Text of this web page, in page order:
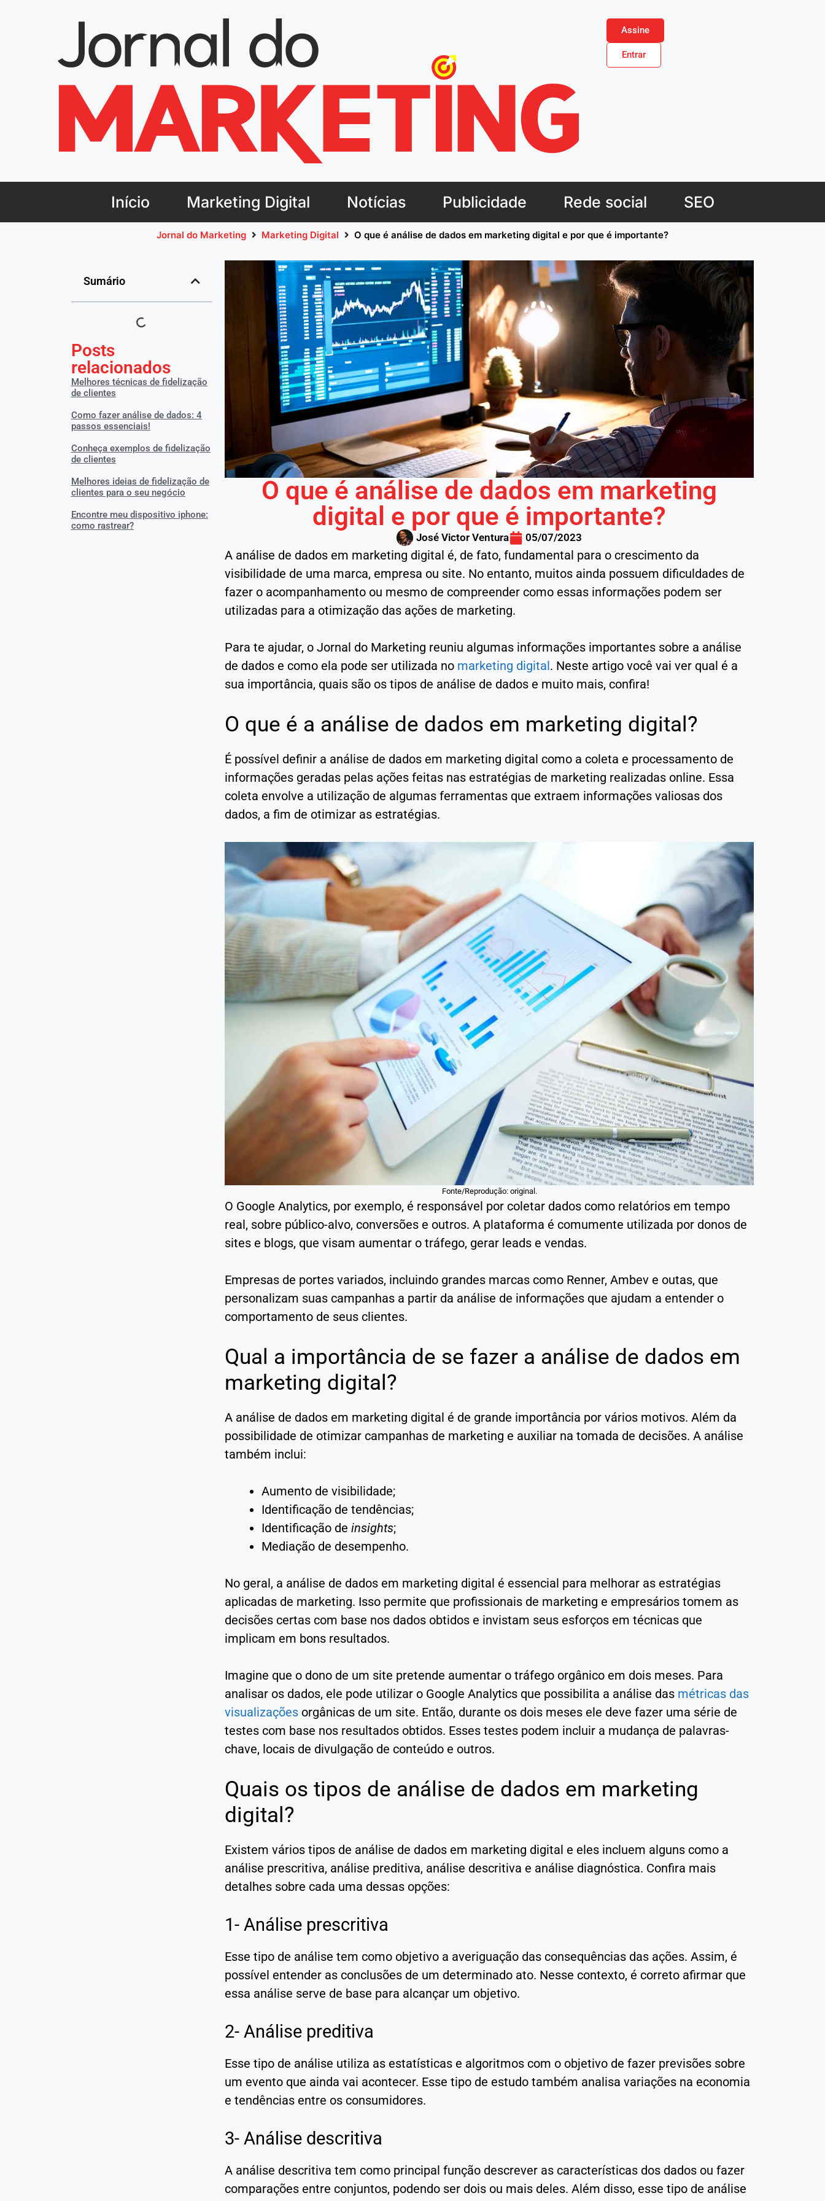
Assine
Entrar
Início Marketing Digital Notícias Publicidade Rede social SEO
Jornal do Marketing Marketing Digital O que é análise de dados em marketing digital e por que é importante?
Sumário
Posts
relacionados
Melhores técnicas de fidelização
de clientes
Como fazer análise de dados: 4
passos essenciais!
Conheça exemplos de fidelização
de clientes
Melhores ideias de fidelização de
clientes para o seu negócio
Encontre meu dispositivo iphone:
como rastrear?
O que é análise de dados em marketing
digital e por que é importante?
José Victor Ventura 05/07/2023
A análise de dados em marketing digital é, de fato, fundamental para o crescimento da
visibilidade de uma marca, empresa ou site. No entanto, muitos ainda possuem dificuldades de
fazer o acompanhamento ou mesmo de compreender como essas informações podem ser
utilizadas para a otimização das ações de marketing.
Para te ajudar, o Jornal do Marketing reuniu algumas informações importantes sobre a análise
de dados e como ela pode ser utilizada no marketing digital. Neste artigo você vai ver qual é a
sua importância, quais são os tipos de análise de dados e muito mais, confira!
O que é a análise de dados em marketing digital?
É possível definir a análise de dados em marketing digital como a coleta e processamento de
informações geradas pelas ações feitas nas estratégias de marketing realizadas online. Essa
coleta envolve a utilização de algumas ferramentas que extraem informações valiosas dos
dados, a fim de otimizar as estratégias.
Fonte/Reprodução: original.
O Google Analytics, por exemplo, é responsável por coletar dados como relatórios em tempo
real, sobre público-alvo, conversões e outros. A plataforma é comumente utilizada por donos de
sites e blogs, que visam aumentar o tráfego, gerar leads e vendas.
Empresas de portes variados, incluindo grandes marcas como Renner, Ambev e outas, que
personalizam suas campanhas a partir da análise de informações que ajudam a entender o
comportamento de seus clientes.
Qual a importância de se fazer a análise de dados em
marketing digital?
A análise de dados em marketing digital é de grande importância por vários motivos. Além da
possibilidade de otimizar campanhas de marketing e auxiliar na tomada de decisões. A análise
também inclui:
Aumento de visibilidade;
Identificação de tendências;
Identificação de insights;
Mediação de desempenho.
No geral, a análise de dados em marketing digital é essencial para melhorar as estratégias
aplicadas de marketing. Isso permite que profissionais de marketing e empresários tomem as
decisões certas com base nos dados obtidos e invistam seus esforços em técnicas que
implicam em bons resultados.
Imagine que o dono de um site pretende aumentar o tráfego orgânico em dois meses. Para
analisar os dados, ele pode utilizar o Google Analytics que possibilita a análise dasmétricas das
visualizaçõesorgânicas de um site. Então, durante os dois meses ele deve fazer uma série de
testes com base nos resultados obtidos. Esses testes podem incluir a mudança de palavras-
chave, locais de divulgação de conteúdo e outros.
Quais os tipos de análise de dados em marketing
digital?
Existem vários tipos de análise de dados em marketing digital e eles incluem alguns como a
análise prescritiva, análise preditiva, análise descritiva e análise diagnóstica. Confira mais
detalhes sobre cada uma dessas opções:
1- Análise prescritiva
Esse tipo de análise tem como objetivo a averiguação das consequências das ações. Assim, é
possível entender as conclusões de um determinado ato. Nesse contexto, é correto afirmar que
essa análise serve de base para alcançar um objetivo.
2- Análise preditiva
Esse tipo de análise utiliza as estatísticas e algoritmos com o objetivo de fazer previsões sobre
um evento que ainda vai acontecer. Esse tipo de estudo também analisa variações na economia
e tendências entre os consumidores.
3- Análise descritiva
A análise descritiva tem como principal função descrever as características dos dados ou fazer
comparações entre conjuntos, podendo ser dois ou mais deles. Além disso, esse tipo de análise